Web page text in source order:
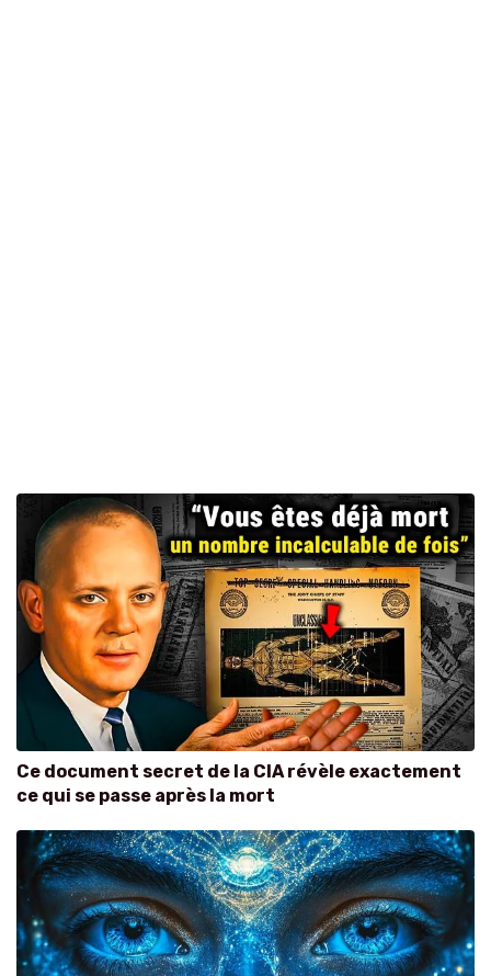
Ce document secret de la CIA révèle exactement
ce qui se passe après la mort